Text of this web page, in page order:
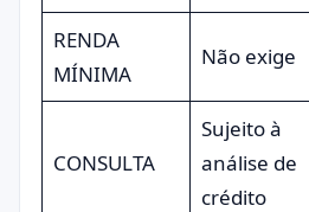
RENDA
MÍNIMA
Não exige
CONSULTA
Sujeito à
análise de
crédito